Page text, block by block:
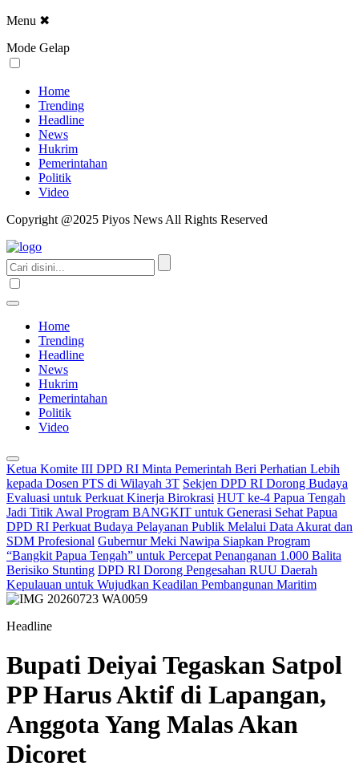
Menu ✖
Mode Gelap
Home
Trending
Headline
News
Hukrim
Pemerintahan
Politik
Video
Copyright @2025 Piyos News All Rights Reserved
Home
Trending
Headline
News
Hukrim
Pemerintahan
Politik
Video
Ketua Komite III DPD RI Minta Pemerintah Beri Perhatian Lebih
kepada Dosen PTS di Wilayah 3T Sekjen DPD RI Dorong Budaya
Evaluasi untuk Perkuat Kinerja Birokrasi HUT ke-4 Papua Tengah
Jadi Titik Awal Program BANGKIT untuk Generasi Sehat Papua
DPD RI Perkuat Budaya Pelayanan Publik Melalui Data Akurat dan
SDM Profesional Gubernur Meki Nawipa Siapkan Program
“Bangkit Papua Tengah” untuk Percepat Penanganan 1.000 Balita
Berisiko Stunting DPD RI Dorong Pengesahan RUU Daerah
Kepulauan untuk Wujudkan Keadilan Pembangunan Maritim
Headline
Bupati Deiyai Tegaskan Satpol
PP Harus Aktif di Lapangan,
Anggota Yang Malas Akan
Dicoret